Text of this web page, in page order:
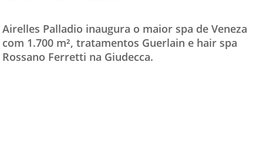
ÚLTIMAS NOTÍCIAS
PARCEIROS
Airelles Palladio inaugura o maior spa de Veneza
com 1.700 m², tratamentos Guerlain e hair spa
Rossano Ferretti na Giudecca.